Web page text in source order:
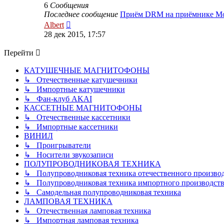
6 Сообщения
Последнее сообщение Приём DRM на приёмнике
Albert
к
последнему
28 дек 2015, 17:57
Перейти
КАТУШЕЧНЫЕ МАГНИТОФОНЫ
↳ Отечественные катушечники
↳ Импортные катушечники
↳ Фан-клуб AKAI
КАССЕТНЫЕ МАГНИТОФОНЫ
↳ Отечественные кассетники
↳ Импортные кассетники
ВИНИЛ
↳ Проигрыватели
↳ Носители звукозаписи
ПОЛУПРОВОДНИКОВАЯ ТЕХНИКА
↳ Полупроводниковая техника отечественного
↳ Полупроводниковая техника импортного
↳ Самодельная полупроводниковая техника
ЛАМПОВАЯ ТЕХНИКА
↳ Отечественная ламповая техника
↳ Импортная ламповая техника